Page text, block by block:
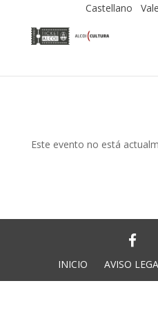
Castellano
Este evento no está
INICIO AVISO